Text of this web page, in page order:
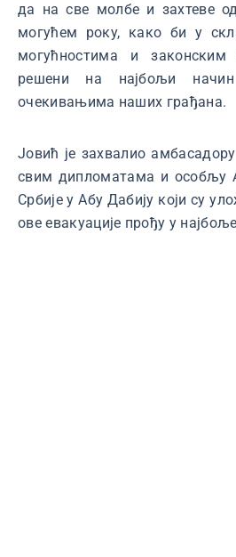
да на све молбе и захтеве
могућем року, како би у
могућностима и
решени на најбољи
очекивањима наших грађана.
Јовић је захвалио
свим дипломатама и особљу
Србије у Абу Дабију који су
ове евакуације прођу у